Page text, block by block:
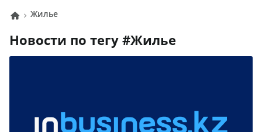
Жилье
Новости по тегу # Жилье